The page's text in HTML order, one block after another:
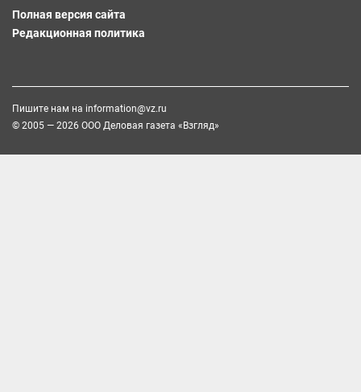
Полная версия сайта
Редакционная политика
Пишите нам на information@vz.ru
© 2005 — 2026 ООО Деловая газета «Взгляд»